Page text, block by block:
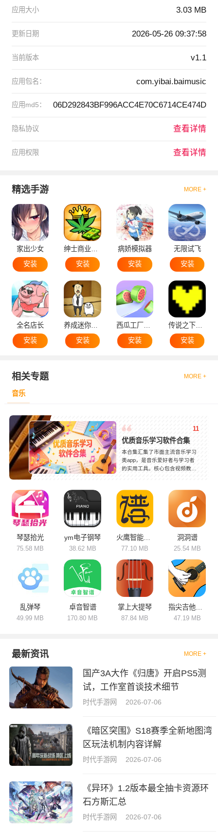
应用大小 3.03 MB
更新日期 2026-05-26 09:37:58
当前版本 v1.1
应用包名： com.yibai.baimusic
应用md5： 06D292843BF996ACC4E70C6714CE474D
隐私协议 查看详情
应用权限 查看详情
精选手游 MORE +
家出少女
安装
安装
病娇模拟器
安装
无限试飞
安装
全名店长
安装
安装
安装
安装
相关专题 MORE +
音乐
11
优质音乐学习软件合集
本合集汇集了市面主流音乐学习
类app，是音乐爱好者与学习者
的实用工具。核心包含视频教
乐、各类乐器、音乐乐理等多个
领域。软件定位差异明显，轻量
化应用主打兴趣入门，操作简单
易上手；专业款软件配备系统课
程与进阶训练，满足深度学习需
求。依托线上教学模式打破场地
限制，合理规划学习进度，按需
选择软件，高效完成音乐学习与
技能提升。
琴瑟拾光
75.58 MB
ym电子钢琴
38.62 MB
火鹰智能动态谱
77.10 MB
洞洞谱
25.54 MB
乱弹琴
49.99 MB
卓音智谱
170.80 MB
掌上大提琴
87.84 MB 47.19 MB
最新资讯 MORE +
国产3A大作《归唐》开启PS5测
试，工作室首谈技术细节
时代手游网 2026-07-06
《暗区突围》S18赛季全新地图湾
区玩法机制内容详解
时代手游网 2026-07-06
《异环》1.2版本最全抽卡资源环
石方斯汇总
时代手游网 2026-07-06